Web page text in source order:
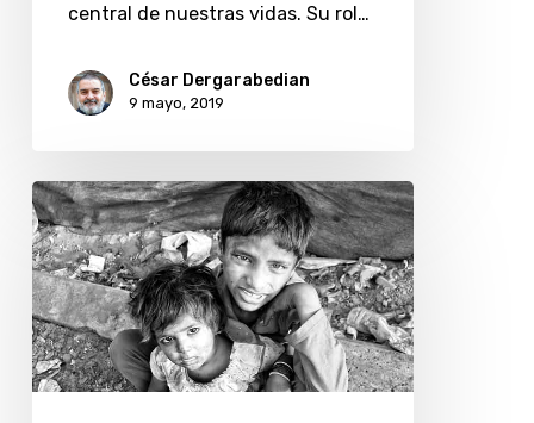
central de nuestras vidas. Su rol…
César Dergarabedian
9 mayo, 2019
Casi
la
mitad
de
los
niños